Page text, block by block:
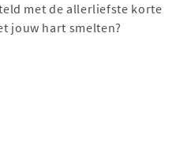
met de allerliefste korte
jouw hart smelten?